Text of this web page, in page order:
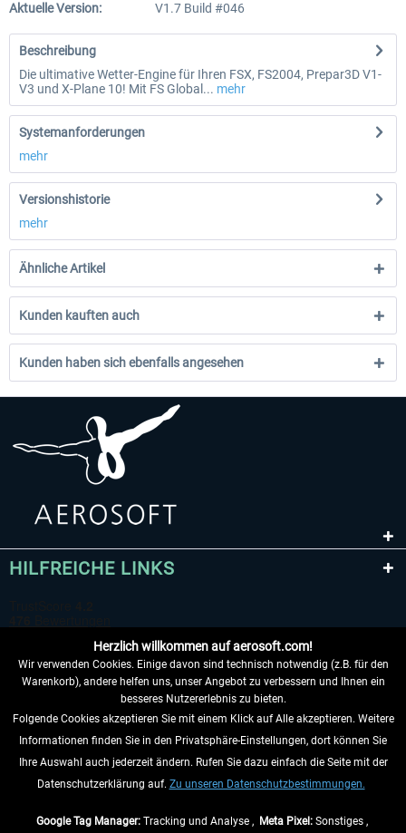
Aktuelle Version:
V1.7 Build #046
Beschreibung
Die ultimative Wetter-Engine für Ihren FSX, FS2004, Prepar3D V1-
V3 und X-Plane 10! Mit FS Global... mehr
Systemanforderungen
mehr
Versionshistorie
mehr
Ähnliche Artikel
Kunden kauften auch
Kunden haben sich ebenfalls angesehen
HILFREICHE LINKS
VERTRAG WIDERRUFEN
INFORMATIONEN
Herzlich willkommen auf aerosoft.com!
Wir verwenden Cookies. Einige davon sind technisch notwendig (z.B. für den
Warenkorb), andere helfen uns, unser Angebot zu verbessern und Ihnen ein
besseres Nutzererlebnis zu bieten.
Folgende Cookies akzeptieren Sie mit einem Klick auf Alle akzeptieren. Weitere
Informationen finden Sie in den Privatsphäre-Einstellungen, dort können Sie
Ihre Auswahl auch jederzeit ändern. Rufen Sie dazu einfach die Seite mit der
Datenschutzerklärung auf. Zu unseren Datenschutzbestimmungen.
Google Tag Manager:Tracking und Analyse , Meta Pixel:Sonstiges ,